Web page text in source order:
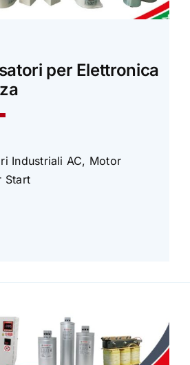
per Elettronica
Industriali AC, Motor
Start